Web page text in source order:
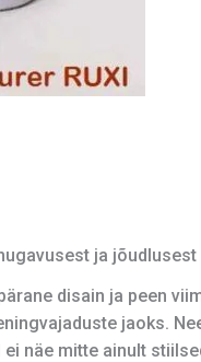
ja jõudlusest
disain ja peen
jaoks.
näe mitte ainult